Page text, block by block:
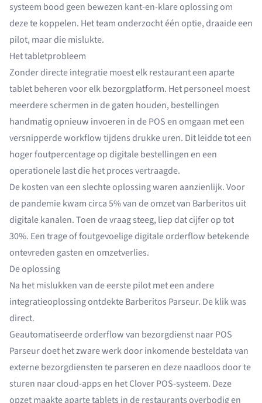
systeem bood geen bewezen kant-en-klare oplossing om
deze te koppelen. Het team onderzocht één optie, draaide een
pilot, maar die mislukte.
Het tabletprobleem
Zonder directe integratie moest elk restaurant een aparte
tablet beheren voor elk bezorgplatform. Het personeel moest
meerdere schermen in de gaten houden, bestellingen
handmatig opnieuw invoeren in de POS en omgaan met een
versnipperde workflow tijdens drukke uren. Dit leidde tot een
hoger foutpercentage op digitale bestellingen en een
operationele last die het proces vertraagde.
De kosten van een slechte oplossing waren aanzienlijk. Voor
de pandemie kwam circa 5% van de omzet van Barberitos uit
digitale kanalen. Toen de vraag steeg, liep dat cijfer op tot
30%. Een trage of foutgevoelige digitale orderflow betekende
ontevreden gasten en omzetverlies.
De oplossing
Na het mislukken van de eerste pilot met een andere
integratieoplossing ontdekte Barberitos Parseur. De klik was
direct.
Geautomatiseerde orderflow van bezorgdienst naar POS
Parseur doet het zware werk door inkomende besteldata van
externe bezorgdiensten te parseren en deze naadloos door te
sturen naar cloud-apps en het Clover POS-systeem. Deze
opzet maakte aparte tablets in de restaurants overbodig en